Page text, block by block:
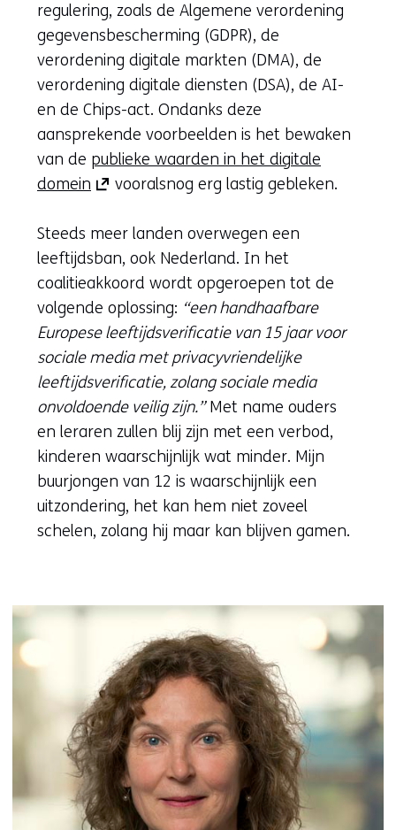
regulering, zoals de Algemene verordening
gegevensbescherming (GDPR), de
verordening digitale markten (DMA), de
verordening digitale diensten (DSA), de AI-
en de Chips-act. Ondanks deze
aansprekende voorbeelden is het bewaken
van de publieke waarden in het digitale
domein (opent
nieuw
venster)
(verwijst
naar
een
andere
website)
(opent
nieuw
venster)
(verwijst
naar
een
andere
website)
vooralsnog erg lastig gebleken.
Steeds meer landen overwegen een
leeftijdsban, ook Nederland. In het
coalitieakkoord wordt opgeroepen tot de
volgende oplossing: “een handhaafbare
Europese leeftijdsverificatie van 15 jaar voor
sociale media met privacyvriendelijke
leeftijdsverificatie, zolang sociale media
onvoldoende veilig zijn.”Met name ouders
en leraren zullen blij zijn met een verbod,
kinderen waarschijnlijk wat minder. Mijn
buurjongen van 12 is waarschijnlijk een
uitzondering, het kan hem niet zoveel
schelen, zolang hij maar kan blijven gamen.